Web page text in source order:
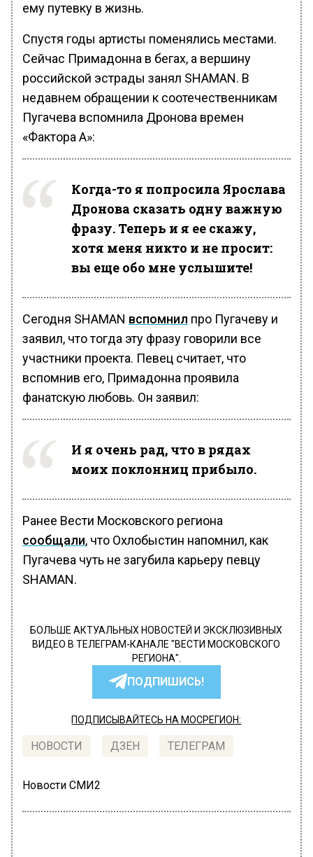
ему путевку в жизнь.
Спустя годы артисты поменялись местами.
Сейчас Примадонна в бегах, а вершину
российской эстрады занял SHAMAN. В
недавнем обращении к соотечественникам
Пугачева вспомнила Дронова времен
«Фактора А»:
Когда-то я попросила Ярослава
Дронова сказать одну важную
фразу. Теперь и я ее скажу,
хотя меня никто и не просит:
вы еще обо мне услышите!
Сегодня SHAMAN вспомнил про Пугачеву и
заявил, что тогда эту фразу говорили все
участники проекта. Певец считает, что
вспомнив его, Примадонна проявила
фанатскую любовь. Он заявил:
И я очень рад, что в рядах
моих поклонниц прибыло.
Ранее Вести Московского региона
сообщали, что Охлобыстин напомнил, как
Пугачева чуть не загубила карьеру певцу
SHAMAN.
БОЛЬШЕ АКТУАЛЬНЫХ НОВОСТЕЙ И ЭКСКЛЮЗИВНЫХ
ВИДЕО В ТЕЛЕГРАМ-КАНАЛЕ "ВЕСТИ МОСКОВСКОГО
РЕГИОНА".
ПОДПИШИСЬ!
ПОДПИСЫВАЙТЕСЬ НА МОСРЕГИОН:
НОВОСТИ ДЗЕН ТЕЛЕГРАМ
Новости СМИ2